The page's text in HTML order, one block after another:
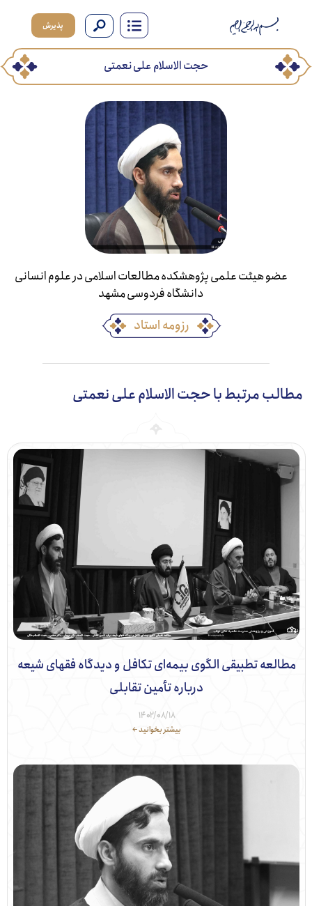
حجت الاسلام علی نعمتی
هیئت علمی پژوهشکده مطالعات اسلامی در علوم انسانی
دانشگاه فردوسی مشهد
رزومه استاد
مرتبط با حجت الاسلام علی نعمتی
تطبیقی الگوی بیمه‌ای تکافل و دیدگاه فقهای شیعه
درباره تأمین تقابلی
۱۴۰۲/۰۸/۱۸
بیشتر بخوانید ←